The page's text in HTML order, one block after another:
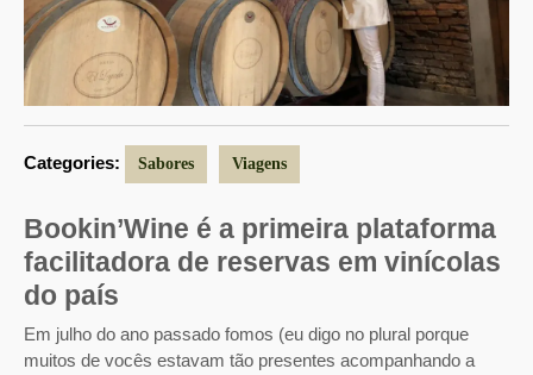
Categories: Sabores Viagens
Bookin’Wine é a primeira plataforma
facilitadora de reservas em vinícolas
do país
Em julho do ano passado fomos (eu digo no plural porque
muitos de vocês estavam tão presentes acompanhando a